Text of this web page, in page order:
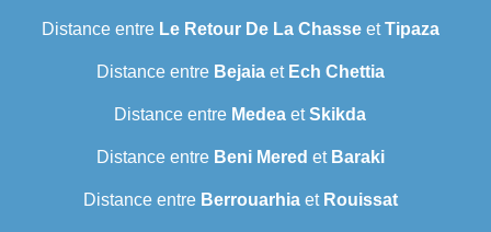
Distance entre Le Retour De La ChasseetTipaza
Distance entre Bejaiaet Ech Chettia
Distance entre Medea etSkikda
Distance entre Beni Mered et Baraki
Distance entre Berrouarhiaet Rouissat